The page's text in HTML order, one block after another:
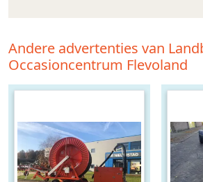
Andere advertenties van
Occasioncentrum Flevoland